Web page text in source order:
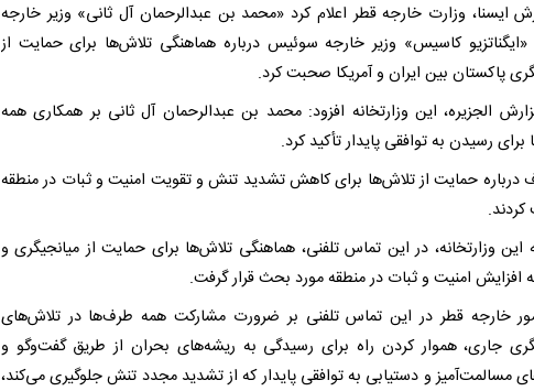
ایسنا، وزارت خارجه قطر اعلام کرد «محمد بن عبدالرحمان آل ثانی» وزیر خارجه
«ایگناتزیو کاسیس» وزیر خارجه سوئیس درباره هماهنگی تلاش‌ها برای حمایت از
پاکستان بین ایران و آمریکا صحبت کرد.
الجزیره، این وزارتخانه افزود: محمد بن عبدالرحمان آل ثانی بر همکاری همه
رسیدن به توافقی پایدار تأکید کرد.
درباره حمایت از تلاش‌ها برای کاهش تشدید تنش و تقویت امنیت و ثبات در منطقه
این وزارتخانه، در این تماس تلفنی، هماهنگی تلاش‌ها برای حمایت از میانجیگری و
افزایش امنیت و ثبات در منطقه مورد بحث قرار گرفت.
خارجه قطر در این تماس تلفنی بر ضرورت مشارکت همه طرف‌ها در تلاش‌های
جاری، هموار کردن راه برای رسیدگی به ریشه‌های بحران از طریق گفت‌وگو و
مسالمت‌آمیز و دستیابی به توافقی پایدار که از تشدید مجدد تنش جلوگیری می‌کند،